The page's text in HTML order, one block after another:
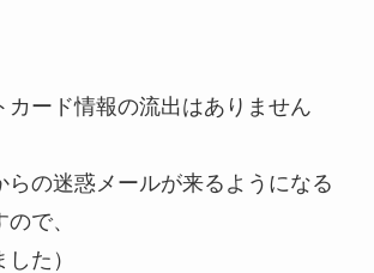
カード情報の流出はありません
らの迷惑メールが来るようになる
で、
た）